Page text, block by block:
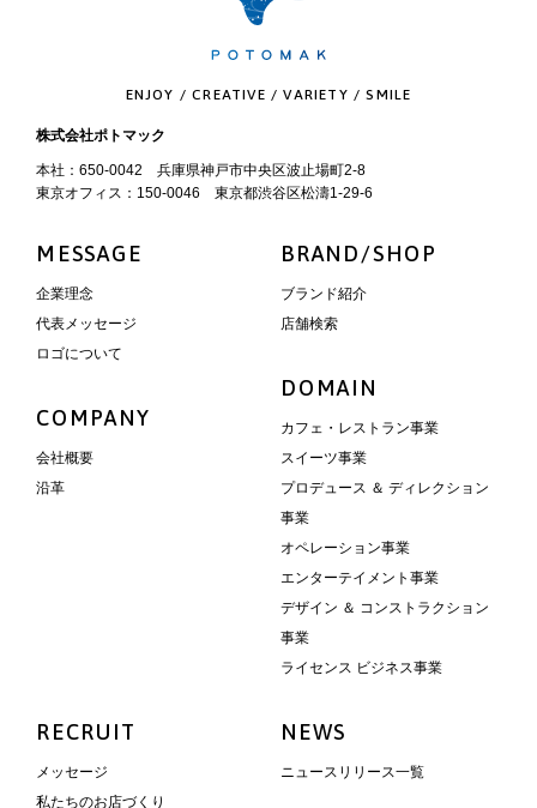
ENJOY / CREATIVE / VARIETY / SMILE
株式会社ポトマック
本社：650-0042 兵庫県神戸市中央区波止場町2-8
東京オフィス：150-0046 東京都渋谷区松濤1-29-6
MESSAGE
企業理念
代表メッセージ
ロゴについて
COMPANY
会社概要
沿革
BRAND/SHOP
ブランド紹介
店舗検索
DOMAIN
カフェ・レストラン事業
スイーツ事業
プロデュース ＆ ディレクション
事業
オペレーション事業
エンターテイメント事業
デザイン ＆ コンストラクション
事業
ライセンス ビジネス事業
RECRUIT
メッセージ
私たちのお店づくり
NEWS
ニュースリリース一覧